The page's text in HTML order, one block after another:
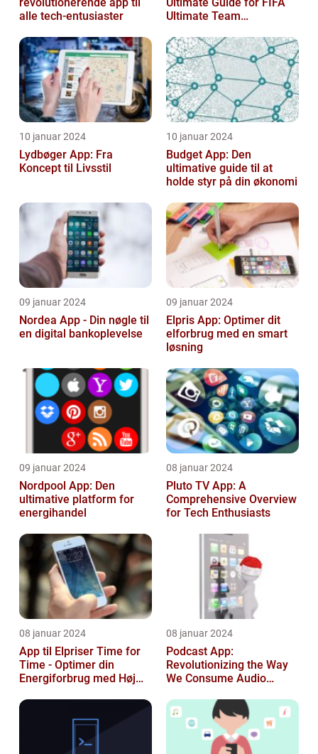
alle tech-entusiaster
Ultimate Team
10 januar 2024
Lydbøger App: Fra
Koncept til Livsstil
10 januar 2024
Budget App: Den
ultimative guide til at
holde styr på din økonomi
09 januar 2024
Nordea App - Din nøgle til
en digital bankoplevelse
09 januar 2024
Elpris App: Optimer dit
elforbrug med en smart
løsning
09 januar 2024
Nordpool App: Den
ultimative platform for
energihandel
08 januar 2024
Pluto TV App: A
Comprehensive Overview
for Tech Enthusiasts
08 januar 2024
App til Elpriser Time for
Time - Optimer din
Energiforbrug med Høj
08 januar 2024
Podcast App:
Revolutionizing the Way
We Consume Audio